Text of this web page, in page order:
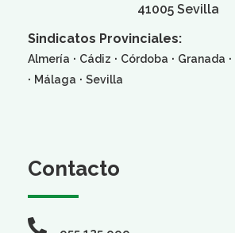
41005 Sevilla
Sindicatos Provinciales:
Almería · Cádiz · Córdoba · Granada ·
· Málaga · Sevilla
Contacto